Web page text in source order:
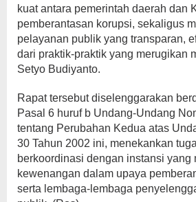
kuat antara pemerintah daerah dan
pemberantasan korupsi, sekaligus
pelayanan publik yang transparan,
dari praktik-praktik yang merugikan
Setyo Budiyanto.
Rapat tersebut diselenggarakan
Pasal 6 huruf b Undang-Undang
tentang Perubahan Kedua atas
30 Tahun 2002 ini, menekankan
berkoordinasi dengan instansi yang
kewenangan dalam upaya
serta lembaga-lembaga